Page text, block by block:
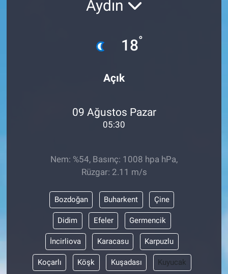
Aydın
18°
Açık
09 Ağustos Pazar
05:30
Nem: %54, Basınç: 1008 hpa hPa,
Rüzgar: 2.11 m/s
Bozdoğan Buharkent Çine
Didim Efeler Germencik
İncirliova Karacasu Karpuzlu
Koçarlı Köşk Kuşadası Kuyucak
Eskişehir Haber İçerikleri
Eskişehir Otobüs Saatleri